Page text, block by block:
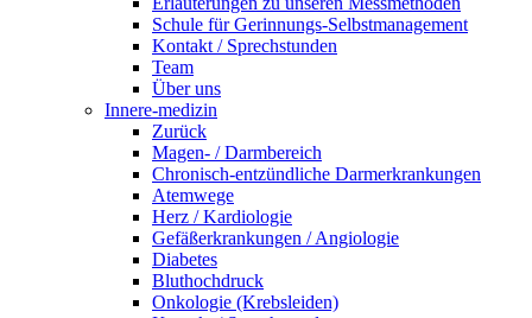
Schule für Gerinnungs-Selbstmanagement
Kontakt / Sprechstunden
Team
Über uns
Innere-medizin
Zurück
Magen- / Darmbereich
Chronisch-entzündliche Darmerkrankungen
Atemwege
Herz / Kardiologie
Gefäßerkrankungen / Angiologie
Diabetes
Bluthochdruck
Onkologie (Krebsleiden)